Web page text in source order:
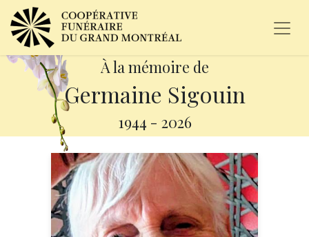
À la mémoire de
Germaine Sigouin
1944 - 2026